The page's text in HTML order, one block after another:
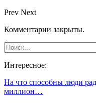
Prev Next
Комментарии закрыты.
Интересное:
На что способны люди
миллион…